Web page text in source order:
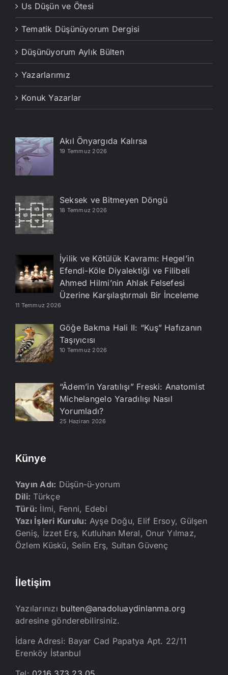
Us Düşün ve Ötesi
Tematik Düşünüyorum Dergisi
Düşünüyorum Aylık Bülten
Yazarlarımız
Konuk Yazarlar
Akıl Önyargıda Kalırsa
19 Temmuz 2026
Seksek ve Bitmeyen Döngü
18 Temmuz 2026
İyilik ve Kötülük Kavramı: Hegel’in
Efendi-Köle Diyalektiği ve Filibeli
Ahmed Hilmi’nin Ahlak Felsefesi
Üzerine Karşılaştırmalı Bir İnceleme
11 Temmuz 2026
Göğe Bakma Hali II: “Kuş” Hafızanın
Taşıyıcısı
10 Temmuz 2026
“Âdem’in Yaratılışı” Freski: Anatomist
Michelangelo Yaradılışı Nasıl
Yorumladı?
25 Haziran 2026
Künye
Yayın Adı: Düşün-ü-yorum
Dili: Türkçe
Türü: İlmi, Fenni, Edebi
Yazı İşleri Kurulu: Ayşe Doğu, Elif Ersoy, Gülşen
Geniş, İzzet Erş, Kutluhan Meral, Onur Yılmaz,
Özlem Küskü, Selin Erş, Sultan Güvenç
İletişim
Yazılarınızı bulten@anadoluaydinlanma.org
adresine gönderebilirsiniz.
İdare Adresi: Bayar Cad Papatya Apt. 22/11
Erenköy İstanbul